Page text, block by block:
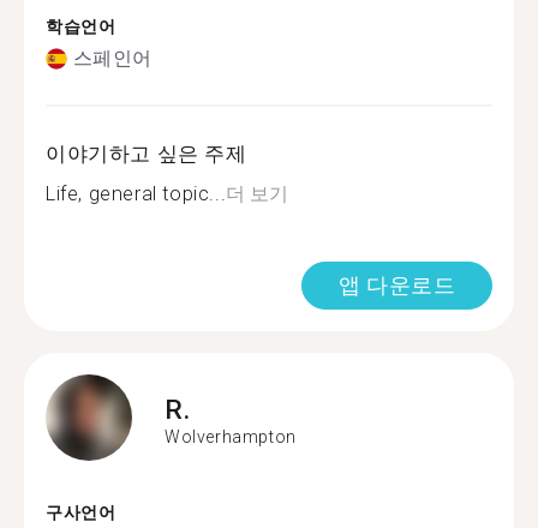
학습언어
스페인어
이야기하고 싶은 주제
Life, general topic...더 보기
앱 다운로드
R.
Wolverhampton
구사언어